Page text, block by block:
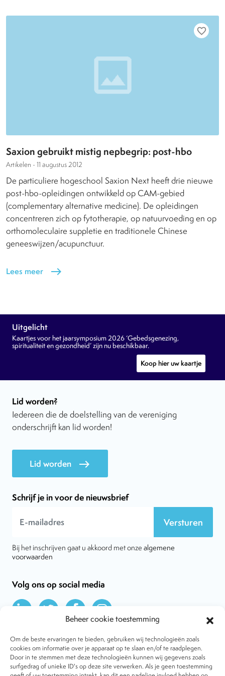
Beheer cookie toestemming
Om de beste ervaringen te bieden, gebruiken wij technologieën zoals
cookies om informatie over je apparaat op te slaan en/of te raadplegen.
Door in te stemmen met deze technologieën kunnen wij gegevens zoals
surfgedrag of unieke ID's op deze site verwerken. Als je geen toestemming
favorite_border
Saxion gebruikt mistig nepbegrip: post-hbo
Artikelen - 11 augustus 2012
De particuliere hogeschool Saxion Next heeft drie nieuwe
post-hbo-opleidingen ontwikkeld op CAM-gebied
(complementary alternative medicine). De opleidingen
concentreren zich op fytotherapie, op natuurvoeding en op
orthomoleculaire suppletie en traditionele Chinese
geneeswijzen/acupunctuur.
Lees meer east
Uitgelicht
Kaartjes voor het jaarsymposium 2026 ‘Gebedsgenezing,
spiritualiteit en gezondheid’ zijn nu beschikbaar.
Koop hier uw kaartje
Lid worden?
Iedereen die de doelstelling van de vereniging
onderschrijft kan lid worden!
Lid worden east
Schrijf je in voor de nieuwsbrief
Versturen
Bij het inschrijven gaat u akkoord met onze algemene
voorwaarden
Volg ons op social media
Over VtdK
Contact